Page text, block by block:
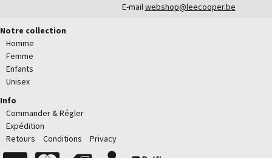
E-mailwebshop@leecooper.be
Notre collection
Homme
Femme
Enfants
Unisex
Info
Commander & Régler
Expédition
Retours
Conditions Privacy